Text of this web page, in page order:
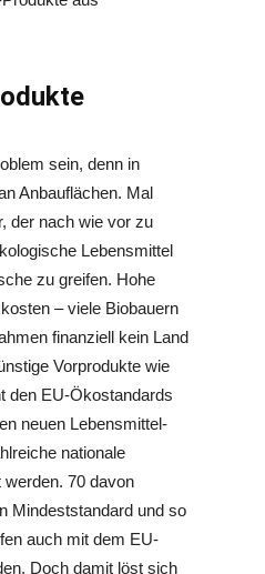
sein, denn in
Anbauflächen. Mal
der nach wie vor zu
Lebensmittel
zu greifen. Hohe
– viele Biobauern
finanziell kein Land
Vorprodukte wie
den EU-Ökostandards
neuen Lebensmittel-
nationale
70 davon
Mindeststandard und so
auch mit dem EU-
Doch damit löst sich